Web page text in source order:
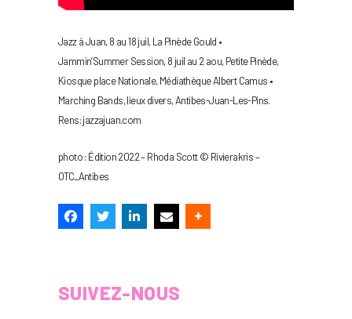
Jazz à Juan, 8 au 18 juil, La Pinède Gould •
Jammin’Summer Session, 8 juil au 2 aou, Petite Pinède,
Kiosque place Nationale, Médiathèque Albert Camus •
Marching Bands, lieux divers, Antibes-Juan-Les-Pins.
Rens: jazzajuan.com
photo : Édition 2022 – Rhoda Scott © Rivierakris –
OTC_Antibes
SUIVEZ-NOUS